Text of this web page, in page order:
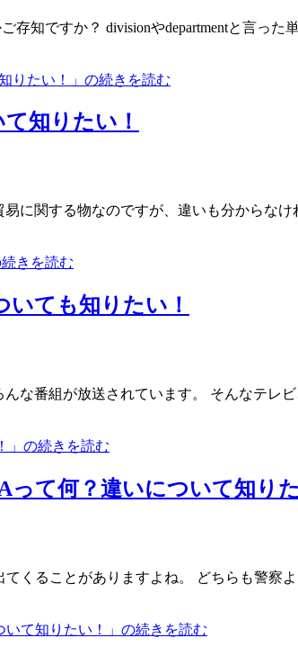
知ですか？ divisionやdepartmentと言っ
りたい！」の続きを読む
知りたい！
に関する物なのですが、違いも分からな
きを読む
いても知りたい！
な番組が放送されています。 そんなテレ
」の続きを読む
て何？違いについて知りた
くることがありますよね。 どちらも警察
いて知りたい！」の続きを読む